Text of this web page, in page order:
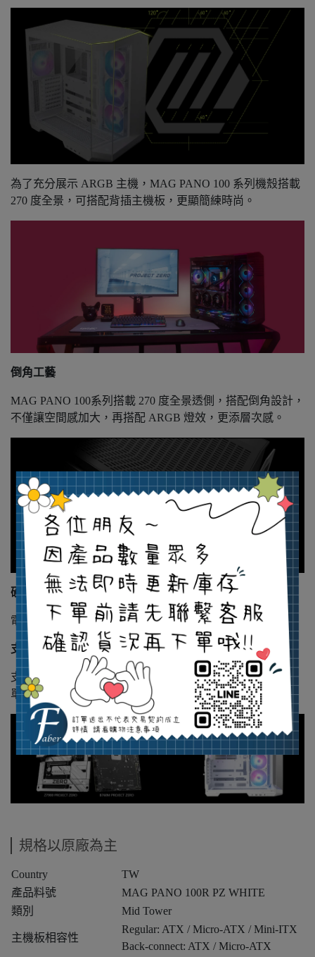
為了充分展示 ARGB 主機，MAG PANO 100 系列機殼搭載
270 度全景，可搭配背插主機板，更顯簡練時尚。
倒角工藝
MAG PANO 100系列搭載 270 度全景透側，搭配倒角設計，
不僅讓空間感加大，再搭配 ARGB 燈效，更添層次感。
硬體相容性
電競機殼提供極高相容性，充分支援零組件安裝需求。
支援背插主機板
支援 ATX、Micro-ATX 背插系列主機板，不僅讓組裝更簡
單輕鬆，更一目了然
規格以原廠為主
Country
TW
產品料號
MAG PANO 100R PZ WHITE
類別
Mid Tower
主機板相容性
Regular: ATX / Micro-ATX / Mini-ITX
Back-connect: ATX / Micro-ATX